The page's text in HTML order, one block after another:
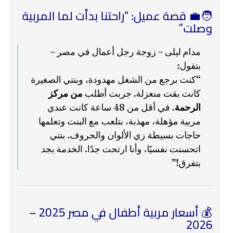
🧑‍💼 قصة عميل: “راحتنا بدأت لما المربية
وصلت”
مدام ليلى – زوجة رجل أعمال في مصر –
بتقول:
“كنت برجع من الشغل مهدودة، وبنتي الصغيرة
كانت بقت منعزلة. جربت أطلب من مركز
الرحمة
. في أقل من 48 ساعة كانت عندي
مربية مؤهلة، مهذبة، بتلعب مع البنت وتعلمها
حاجات بسيطة زي الألوان والحروف. بنتي
اتحسنت نفسيًا، وأنا ارتحت جدًا. الخدمة بجد
بتفرق!”
💰 أسعار مربية أطفال في مصر 2025 –
2026